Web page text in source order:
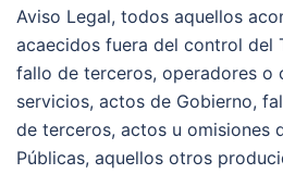
Aviso Legal, todos aquellos
acaecidos fuera del control del
fallo de terceros, operadores o
servicios, actos de Gobierno,
de terceros, actos u omisiones
Públicas, aquellos otros